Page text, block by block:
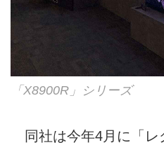
「X8900R」シリーズ
同社は今年4月に「レ